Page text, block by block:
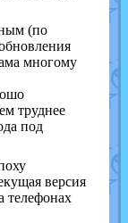
(по
многому
труднее
под
версия
телефонах